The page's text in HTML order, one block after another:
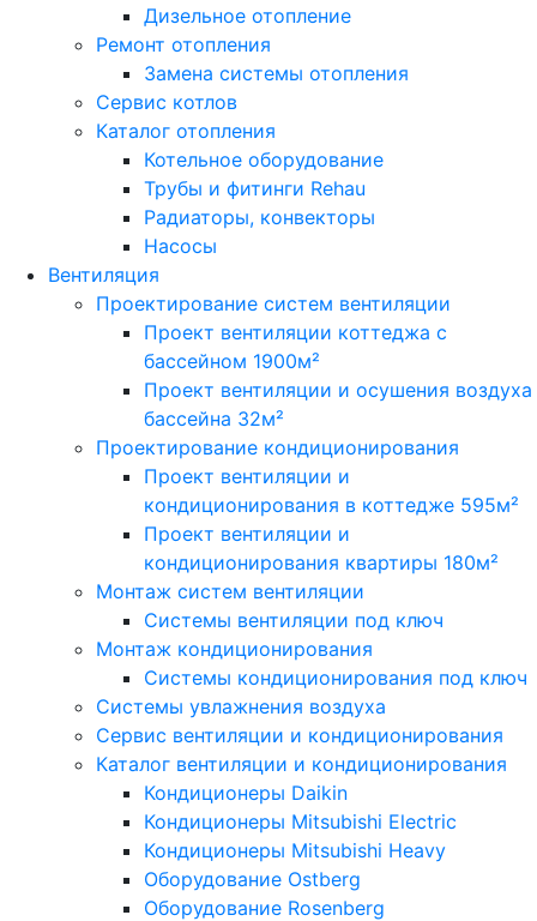
Дизельное отопление
Ремонт отопления
Замена системы отопления
Сервис котлов
Каталог отопления
Котельное оборудование
Трубы и фитинги Rehau
Радиаторы, конвекторы
Насосы
Вентиляция
Проектирование систем вентиляции
Проект вентиляции коттеджа с
бассейном 1900м²
Проект вентиляции и осушения воздуха
бассейна 32м²
Проектирование кондиционирования
Проект вентиляции и
кондиционирования в коттедже 595м²
Проект вентиляции и
кондиционирования квартиры 180м²
Монтаж систем вентиляции
Системы вентиляции под ключ
Монтаж кондиционирования
Системы кондиционирования под ключ
Системы увлажнения воздуха
Сервис вентиляции и кондиционирования
Каталог вентиляции и кондиционирования
Кондиционеры Daikin
Кондиционеры Mitsubishi Electric
Кондиционеры Mitsubishi Heavy
Оборудование Ostberg
Оборудование Rosenberg